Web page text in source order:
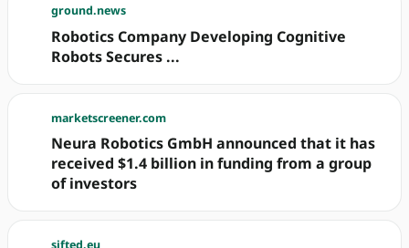
ground.news
Robotics Company Developing Cognitive
Robots Secures ...
marketscreener.com
Neura Robotics GmbH announced that it has
received $1.4 billion in funding from a group
of investors
sifted.eu